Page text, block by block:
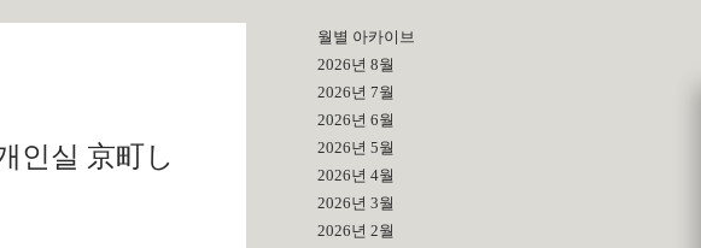
인실 京町し
월별 아카이브
2026년 8월
2026년 7월
2026년 6월
2026년 5월
2026년 4월
2026년 3월
2026년 2월